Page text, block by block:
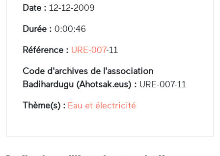
Date : 12-12-2009
Durée : 0:00:46
Référence : URE-007-11
Code d'archives de l'association
Badihardugu (Ahotsak.eus) : URE-007-11
Thème(s) : Eau et électricité